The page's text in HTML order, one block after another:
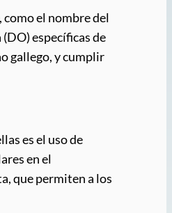
el nombre del
específicas de
gallego, y cumplir
es el uso de
en el
que permiten a los